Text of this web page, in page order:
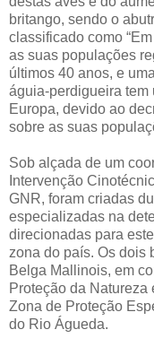
britango, sendo o
classificado como
as suas populações
últimos 40 anos, e
águia-perdigueira tem
Europa, devido ao
sobre as suas
Sob alçada de um
Intervenção
GNR, foram criadas
especializadas na
direcionadas para
zona do país. Os dois
Belga Mallinois, em
Proteção da
Zona de Proteção
do Rio Águeda.